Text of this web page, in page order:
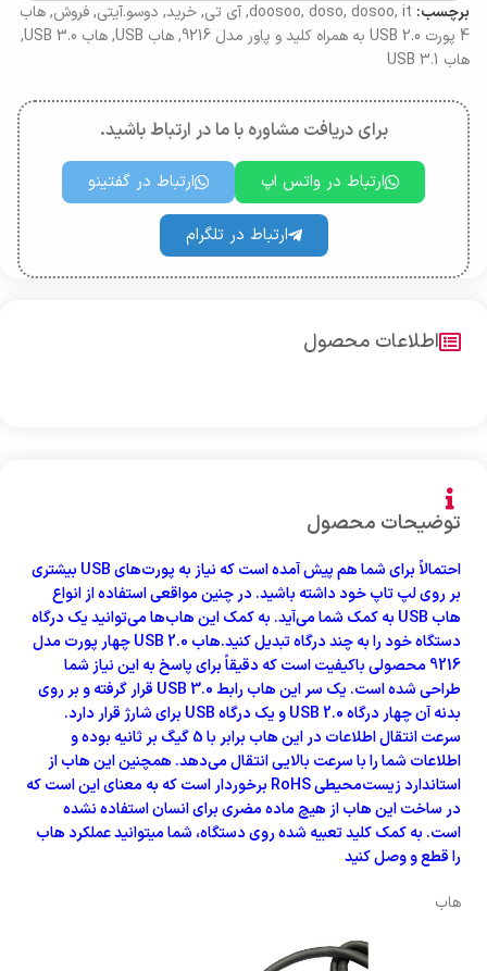
برچسب: doosoo, doso, dosoo, it
,آی تی,خرید, دوسو.آیتی,فروش,هاب
4 پورت USB 2.0 به همراه کلید و پاور مدل 9216
,هاب USB ,هاب USB 3.0
,
هاب USB 3.1
برای دریافت مشاوره با ما در ارتباط باشید.
ارتباط در واتس اپ ارتباط در گفتینو
ارتباط در تلگرام
توضیحات محصول
احتمالاً برای شما هم پیش آمده است که نیاز به پورت‌های USB بیشتری
بر روی لپ تاپ خود داشته باشید. در چنین مواقعی استفاده از انواع
هاب USB به کمک شما می‌‎آید. به کمک این هاب‌ها می‌توانید یک درگاه
دستگاه خود را به چند درگاه تبدیل کنید.هاب 2.0 USB چهار پورت مدل
9216 محصولی باکیفیت است که دقیقاً برای پاسخ به این نیاز شما
طراحی شده است. یک سر این هاب رابط USB 3.0 قرار گرفته و بر روی
بدنه آن چهار درگاه USB 2.0 و یک درگاه USB برای شارژ قرار دارد.
سرعت انتقال اطلاعات در این هاب برابر با 5 گیگ بر ثانیه بوده و
اطلاعات شما را با سرعت بالایی انتقال می‌دهد. همچنین این هاب از
استاندارد زیست‌محیطی RoHS برخوردار است که به معنای این است که
در ساخت این هاب از هیچ ماده مضری برای انسان استفاده نشده
است. به کمک کلید تعبیه شده روی دستگاه، شما میتوانید عملکرد هاب
را قطع و وصل کنید
هاب
اطلاعات محصول